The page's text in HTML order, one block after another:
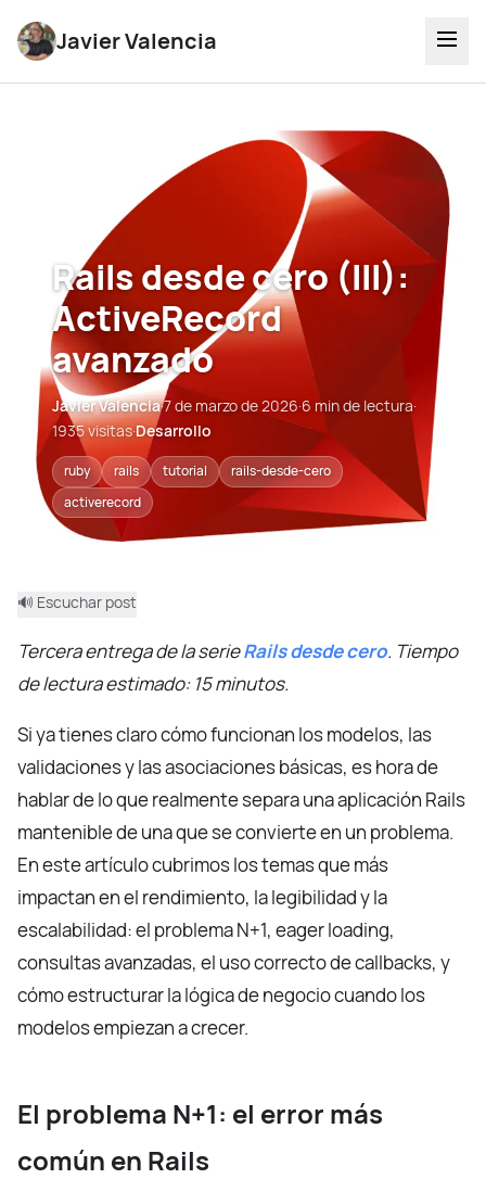
Javier Valencia
Rails desde cero (III):
ActiveRecord
avanzado
Javier Valencia·7 de marzo de 2026·6 min de lectura·
1935 visitas·Desarrollo
ruby rails tutorial
rails-desde-cero
activerecord
🔊 Escuchar post
Tercera entrega de la serieRails desde cero. Tiempo
de lectura estimado: 15 minutos.
Si ya tienes claro cómo funcionan los modelos, las
validaciones y las asociaciones básicas, es hora de
hablar de lo que realmente separa una aplicación Rails
mantenible de una que se convierte en un problema.
En este artículo cubrimos los temas que más
impactan en el rendimiento, la legibilidad y la
escalabilidad: el problema N+1, eager loading,
consultas avanzadas, el uso correcto de callbacks, y
cómo estructurar la lógica de negocio cuando los
modelos empiezan a crecer.
El problema N+1: el error más
común en Rails